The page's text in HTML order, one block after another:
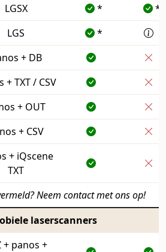
LGSX *
*
LGS
*
+ DB
+ TXT / CSV
+ OUT
+ CSV
+ iQscene
TXT
Neem contact met ons op!
laserscanners
+ panos +